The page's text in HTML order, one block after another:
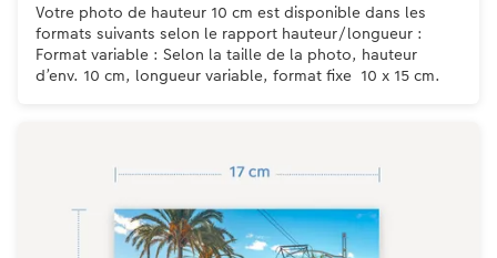
Votre photo de hauteur 10 cm est disponible dans les
formats suivants selon le rapport hauteur/longueur :
Format variable : Selon la taille de la photo, hauteur
d’env. 10 cm, longueur variable, format fixe 10 x 15 cm.